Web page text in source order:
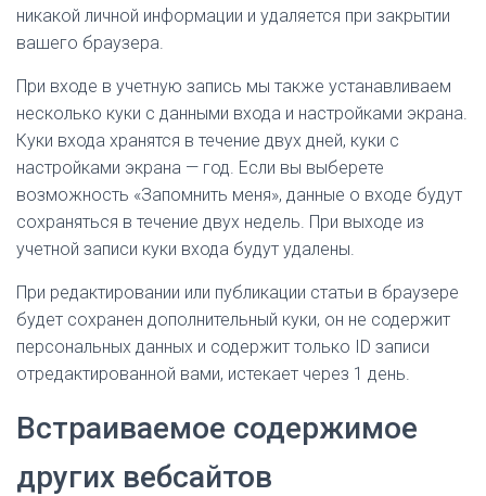
никакой личной информации и удаляется при закрытии
вашего браузера.
При входе в учетную запись мы также устанавливаем
несколько куки с данными входа и настройками экрана.
Куки входа хранятся в течение двух дней, куки с
настройками экрана — год. Если вы выберете
возможность «Запомнить меня», данные о входе будут
сохраняться в течение двух недель. При выходе из
учетной записи куки входа будут удалены.
При редактировании или публикации статьи в браузере
будет сохранен дополнительный куки, он не содержит
персональных данных и содержит только ID записи
отредактированной вами, истекает через 1 день.
Встраиваемое содержимое
других вебсайтов